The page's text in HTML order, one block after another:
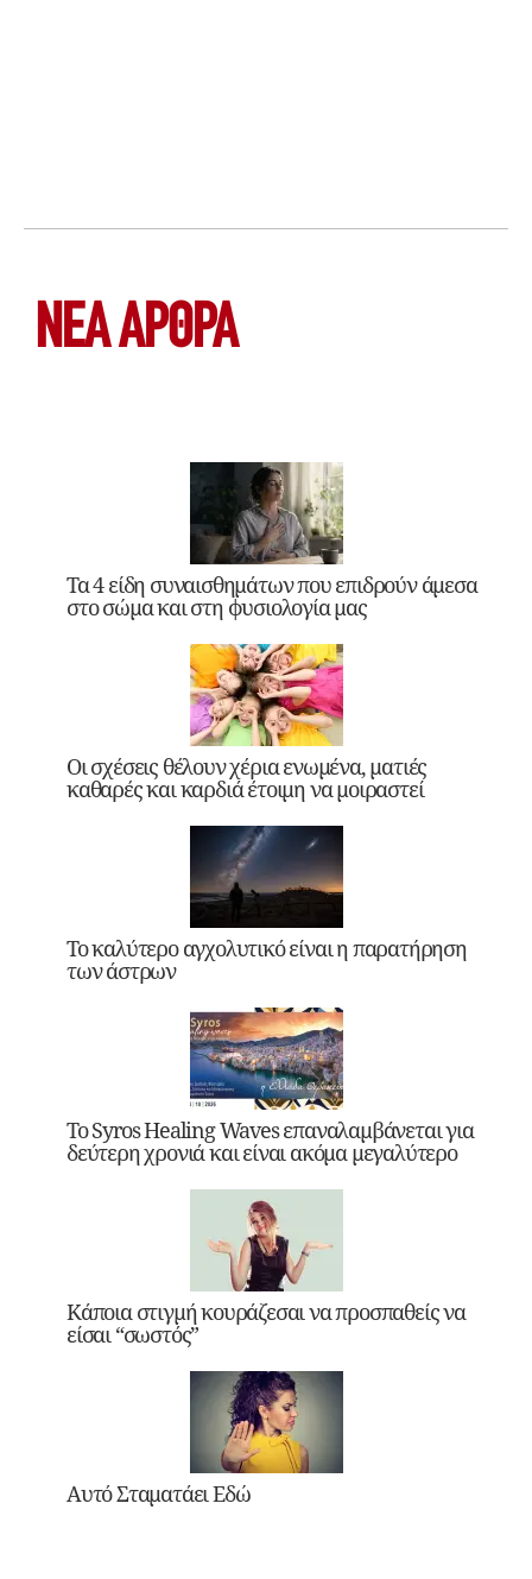
ΝΕΑ ΆΡΘΡΑ
Τα 4 είδη συναισθημάτων που επιδρούν άμεσα
στο σώμα και στη φυσιολογία μας
Οι σχέσεις θέλουν χέρια ενωμένα, ματιές
καθαρές και καρδιά έτοιμη να μοιραστεί
Το καλύτερο αγχολυτικό είναι η παρατήρηση
των άστρων
Το Syros Healing Waves επαναλαμβάνεται για
δεύτερη χρονιά και είναι ακόμα μεγαλύτερο
Κάποια στιγμή κουράζεσαι να προσπαθείς να
είσαι “σωστός”
Αυτό Σταματάει Εδώ